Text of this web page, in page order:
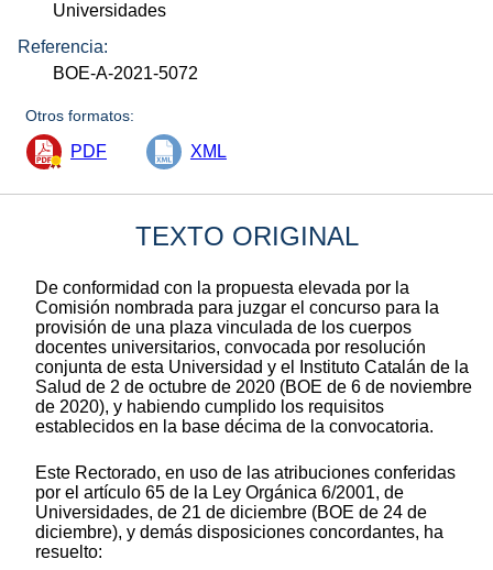
Universidades
Referencia:
BOE-A-2021-5072
Otros formatos:
PDF XML
TEXTO ORIGINAL
De conformidad con la propuesta elevada por la
Comisión nombrada para juzgar el concurso para la
provisión de una plaza vinculada de los cuerpos
docentes universitarios, convocada por resolución
conjunta de esta Universidad y el Instituto Catalán de la
Salud de 2 de octubre de 2020 (BOE de 6 de noviembre
de 2020), y habiendo cumplido los requisitos
establecidos en la base décima de la convocatoria.
Este Rectorado, en uso de las atribuciones conferidas
por el artículo 65 de la Ley Orgánica 6/2001, de
Universidades, de 21 de diciembre (BOE de 24 de
diciembre), y demás disposiciones concordantes, ha
resuelto: